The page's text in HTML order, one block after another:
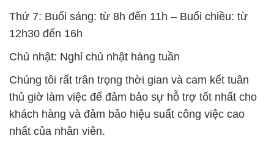
Thứ 7: Buổi sáng: từ 8h đến 11h – Buổi chiều: từ
12h30 đến 16h
Chủ nhật: Nghỉ chủ nhật hàng tuần
Chúng tôi rất trân trọng thời gian và cam kết tuân
thủ giờ làm việc để đảm bảo sự hỗ trợ tốt nhất cho
khách hàng và đảm bảo hiệu suất công việc cao
nhất của nhân viên.